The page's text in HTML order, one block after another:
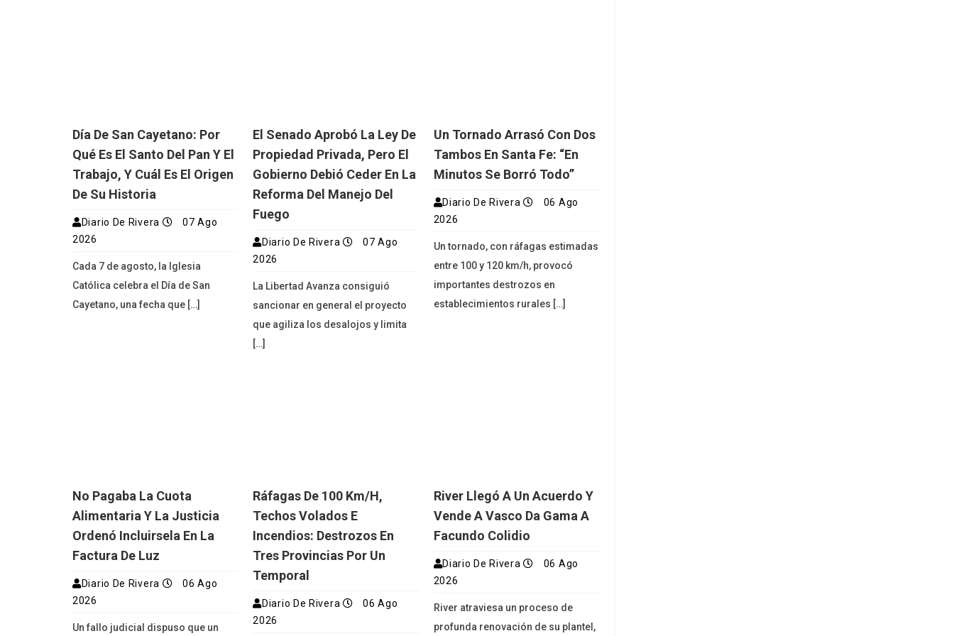
Día De San Cayetano: Por
Qué Es El Santo Del Pan Y El
Trabajo, Y Cuál Es El Origen
De Su Historia
Diario De Rivera
07 Ago
2026
Cada 7 de agosto, la Iglesia
Católica celebra el Día de San
Cayetano, una fecha que […]
El Senado Aprobó La Ley De
Propiedad Privada, Pero El
Gobierno Debió Ceder En La
Reforma Del Manejo Del
Fuego
Diario De Rivera
07 Ago
2026
La Libertad Avanza consiguió
sancionar en general el proyecto
que agiliza los desalojos y limita
[…]
Un Tornado Arrasó Con Dos
Tambos En Santa Fe: “En
Minutos Se Borró Todo”
Diario De Rivera
06 Ago
2026
Un tornado, con ráfagas estimadas
entre 100 y 120 km/h, provocó
importantes destrozos en
establecimientos rurales […]
No Pagaba La Cuota
Alimentaria Y La Justicia
Ordenó Incluirsela En La
Factura De Luz
Diario De Rivera
06 Ago
2026
Un fallo judicial dispuso que un
Ráfagas De 100 Km/h,
Techos Volados E
Incendios: Destrozos En
Tres Provincias Por Un
Temporal
Diario De Rivera
06 Ago
2026
River Llegó A Un Acuerdo Y
Vende A Vasco Da Gama A
Facundo Colidio
Diario De Rivera
06 Ago
2026
River atraviesa un proceso de
profunda renovación de su plantel,